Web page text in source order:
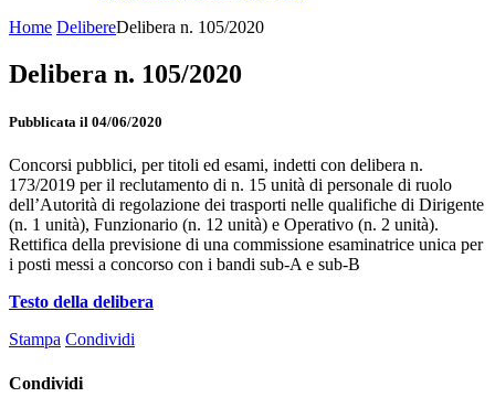
Home DelibereDelibera n. 105/2020
Delibera n. 105/2020
Pubblicata il 04/06/2020
Concorsi pubblici, per titoli ed esami, indetti con delibera n.
173/2019 per il reclutamento di n. 15 unità di personale di ruolo
dell’Autorità di regolazione dei trasporti nelle qualifiche di Dirigente
(n. 1 unità), Funzionario (n. 12 unità) e Operativo (n. 2 unità).
Rettifica della previsione di una commissione esaminatrice unica per
i posti messi a concorso con i bandi sub-A e sub-B
Testo della delibera
Stampa Condividi
Condividi